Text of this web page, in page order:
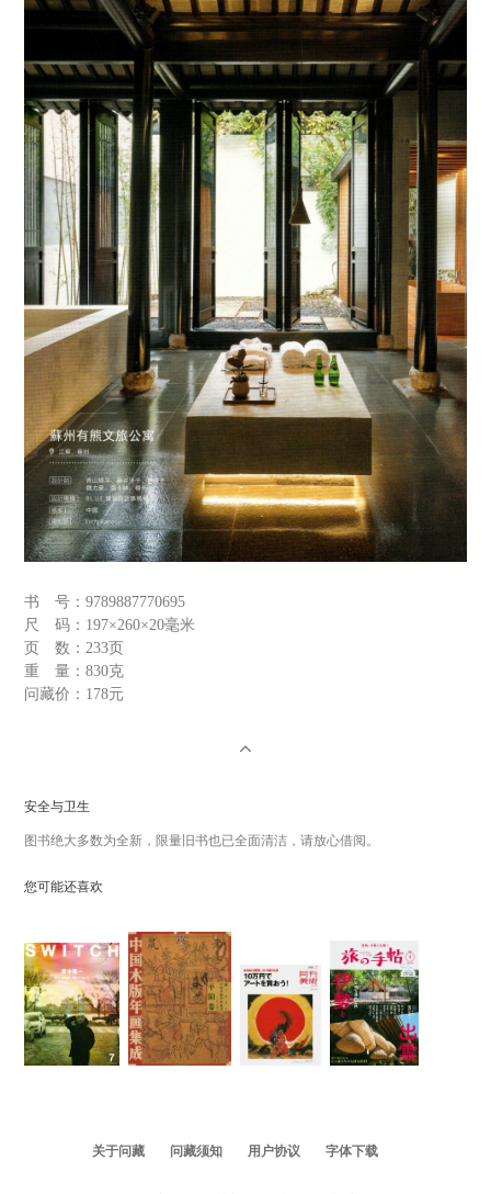
书 号：9789887770695
尺 码： 197×260×20毫米
页 数： 233页
重 量：830克
问藏价： 178元
安全与卫生
图书绝大多数为全新，限量旧书也已全面清洁，请放心借阅。
您可能还喜欢
关于问藏 问藏须知 用户协议 字体下载